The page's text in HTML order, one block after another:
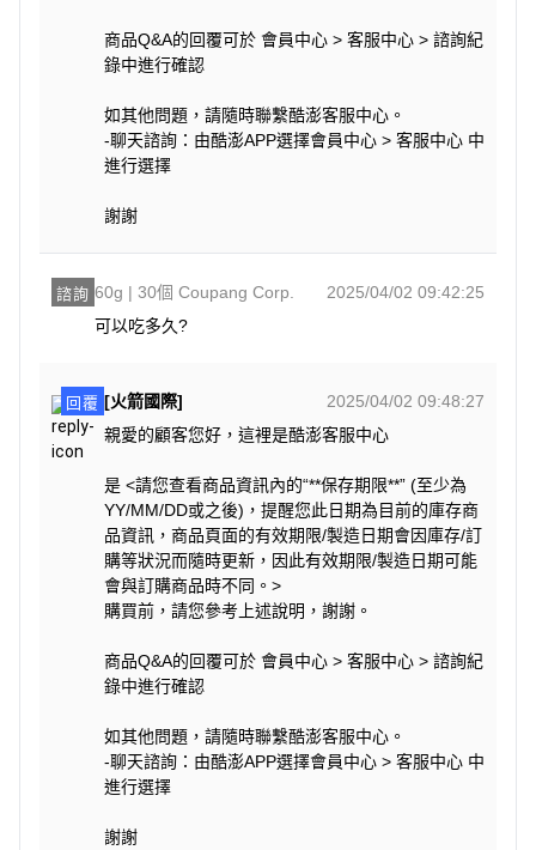
嚴選優質馬鈴薯，經過油炸製成，香脆可口。獨特的蜂蜜奶油
口味，甜而不膩，讓人一口接一口，停不下來。無論是看電
<產品資訊皆由跨境廠商提供，
翻譯內容僅供參考，相關說明應以實際產品標示資訊為準>
商品Q&A的回覆可於 會員中心 > 客服中心 > 諮詢紀
錄中進行確認
如其他問題，請隨時聯繫酷澎客服中心。
-聊天諮詢：由酷澎APP選擇會員中心 > 客服中心 中
進行選擇
謝謝
諮詢 60g | 30個 Coupang Corp.
2025/04/02 09:42:25
可以吃多久?
回覆 [火箭國際]
2025/04/02 09:48:27
親愛的顧客您好，這裡是酷澎客服中心
是 <請您查看商品資訊內的“**保存期限**” (至少為
YY/MM/DD或之後)，提醒您此日期為目前的庫存商
品資訊，商品頁面的有效期限/製造日期會因庫存/訂
購等狀況而隨時更新，因此有效期限/製造日期可能
會與訂購商品時不同。>
購買前，請您參考上述說明，謝謝。
商品Q&A的回覆可於 會員中心 > 客服中心 > 諮詢紀
錄中進行確認
如其他問題，請隨時聯繫酷澎客服中心。
-聊天諮詢：由酷澎APP選擇會員中心 > 客服中心 中
進行選擇
謝謝